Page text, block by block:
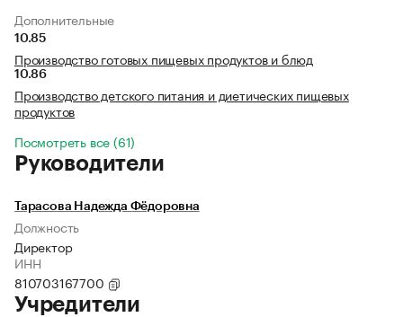
Дополнительные
10.85
Производство готовых пищевых продуктов и блюд
10.86
Производство детского питания и диетических пищевых
продуктов
Посмотреть все (61)
Руководители
Тарасова Надежда Фёдоровна
Должность
Директор
ИНН
810703167700
Учредители